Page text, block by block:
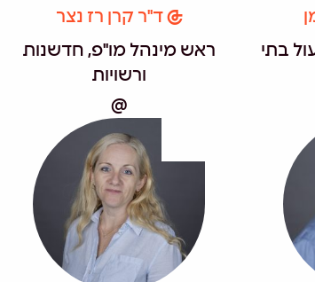
בתי
ד"ר קרן רז נצר
ראש מינהל מו"פ, חדשנות
ורשויות
@